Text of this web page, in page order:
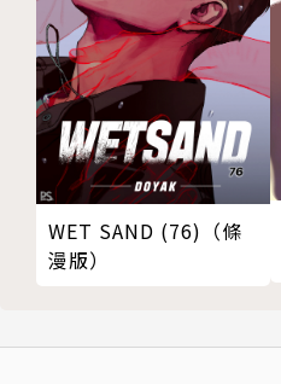
WET SAND (76)（條
漫版）